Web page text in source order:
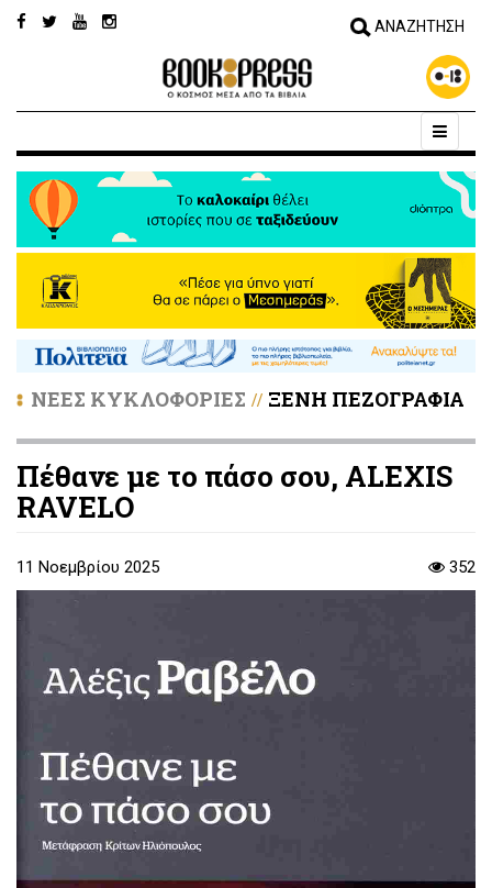
ΝΕΕΣ ΚΥΚΛΟΦΟΡΙΕΣ // ΞΕΝΗ ΠΕΖΟΓΡΑΦΙΑ
Πέθανε με το πάσο σου, ALEXIS
RAVELO
11 Νοεμβρίου 2025 352